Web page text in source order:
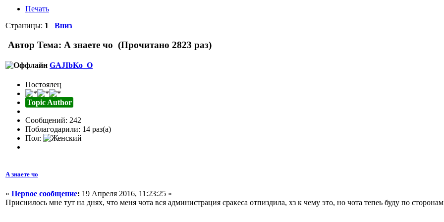
Печать
Страницы: 1 Вниз
Автор Тема: А знаете чо (Прочитано 2823 раз)
GAJIbKo_O
Постоялец
Topic Author
Сообщений: 242
Поблагодарили: 14 раз(а)
Пол:
А знаете чо
« Первое сообщение: 19 Апреля 2016, 11:23:25 »
Приснилось мне тут на днях, что меня чота вся администрация сракеса отпиздила, хз к чему это, но чота тепеь буду по